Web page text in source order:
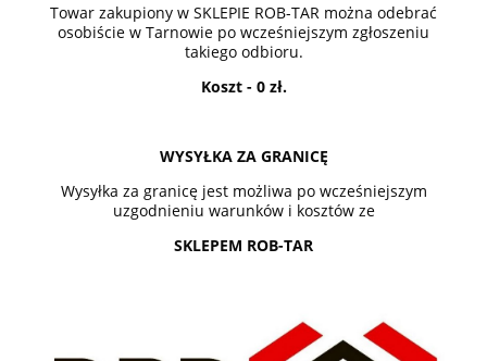
Towar zakupiony w SKLEPIE ROB-TAR można odebrać
osobiście w Tarnowie po wcześniejszym zgłoszeniu
takiego odbioru.
Koszt - 0 zł.
WYSYŁKA ZA GRANICĘ
Wysyłka za granicę jest możliwa po wcześniejszym
uzgodnieniu warunków i kosztów ze
SKLEPEM ROB-TAR